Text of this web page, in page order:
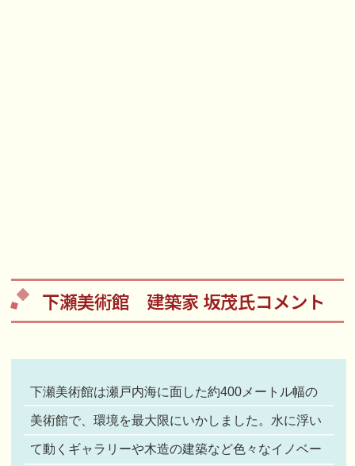
下瀬美術館 建築家 坂茂氏コメント
下瀬美術館は瀬戸内海に面した約400メートル幅の
美術館で、環境を最大限にいかしました。水に浮い
て動くギャラリーや木造の建築など色々なイノベー